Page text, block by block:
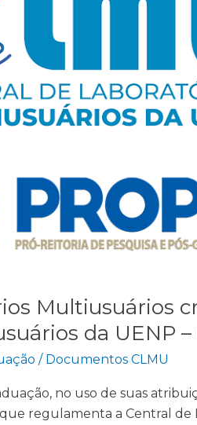
Multiusuários
da UENP –
/ Documentos CLMU
no uso de suas
regulamenta a Central